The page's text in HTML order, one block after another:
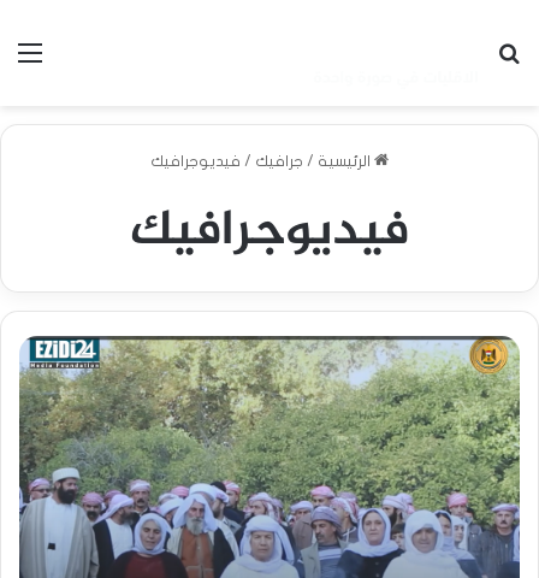
الرئيسية / جرافيك / فيديوجرافيك
فيديوجرافيك